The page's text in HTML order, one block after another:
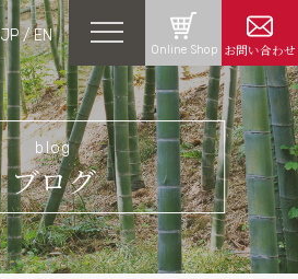
お問い合わせ
Online Shop
JP/EN
blog
ブログ